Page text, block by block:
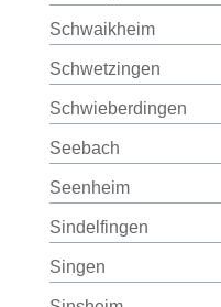
Schwaikheim
Schwetzingen
Schwieberdingen
Seebach
Seenheim
Sindelfingen
Singen